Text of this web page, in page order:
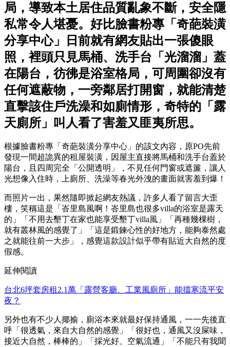
局，導致本土居住品質亂象不斷，安全隱
私常令人堪憂。好比臉書粉專「奇葩裝潢
分享中心」日前就有網友貼出一張傻眼
照，裡頭只見馬桶、洗手台「光溜溜」蓋
在陽台，彷彿是浴室格局，可周圍卻沒有
任何遮蔽物，一旁鄰居打開窗，就能清楚
直擊該住戶洗澡和如廁情形，奇特的「露
天廁所」叫人看了害羞又匪夷所思。
根據臉書粉專「奇葩裝潢分享中心」的該文內容，原PO先前
發現一間超詭異的租屋裝潢，因屋主直接將馬桶和洗手台蓋於
陽台，且四周完全「公開透明」，不見任何門窗或遮簾，讓人
光想像入住時，上廁所、洗澡等春光外洩的畫面就害羞到爆！
而照片一出，果然隨即掀起網友熱議，許多人看了留言大歪
樓，笑稱這是「峇里島風啊！峇里島也很多villa的浴室是露天
的」「不用去墾丁在家也能享受墾丁villa風」「再種幾棵樹，
就有叢林風的感覺了」「這是鍛鍊心性的好地方，能夠泰然處
之就能往前一大步」，感覺這款設計似乎帶有貼近大自然的度
假感。
延伸閱讀
台北6坪套房租2.1萬「露營客廳、工業風廁所」能擋寒流平安
夜？
另外也有不少人揶揄，廁浴本來就最好保持通風，一一先後直
呼「很透氣，來自大自然的感覺」「很好也，通風又沒屎味，
接近大自然，棒棒的」「採光好、空氣流通」「不能只有我聞